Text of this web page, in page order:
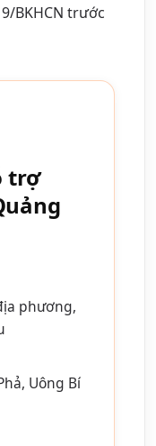
BKHCN trước
trợ
phương,
Uông Bí